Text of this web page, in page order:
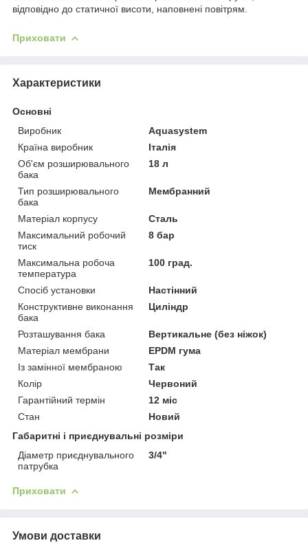
відповідно до статичної висоти, наповнені повітрям.
Приховати
Характеристики
Основні
Виробник
Aquasystem
Країна виробник
Італія
Об'єм розширювального
бака
18 л
Тип розширювального
бака
Мембранний
Матеріал корпусу
Сталь
Максимальний робочий
тиск
8 бар
Максимальна робоча
температура
100 град.
Спосіб установки
Настінний
Конструктивне виконання
бака
Циліндр
Розташування бака
Вертикальне (без ніжок)
Матеріал мембрани
EPDM гума
Із замінної мембраною
Так
Колір
Червоний
Гарантійний термін
12 міс
Стан
Новий
Габаритні і приєднувальні розміри
Діаметр приєднувального
патрубка
3/4"
Приховати
Умови доставки